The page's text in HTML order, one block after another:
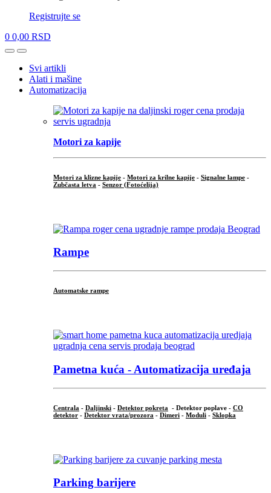
Registrujte se
0 0,00 RSD
OpenClose
Svi artikli
Alati i mašine
Automatizacija
Motori za kapije
Motori za klizne kapije - Motori za krilne kapije - Signalne lampe -
Zubčasta letva - Senzor (Fotoćelija)
Rampe
Automatske rampe
Pametna kuća - Automatizacija uređaja
Centrala - Daljinski - Detektor pokreta - Detektor poplave - CO
detektor - Detektor vrata/prozora - Dimeri - Moduli - Sklopka
Parking barijere